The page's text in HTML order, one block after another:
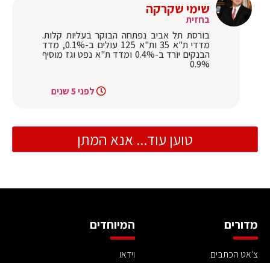
שימי שקרקה
בחזית
בורסת תל אביב נפתחה הבוקר בעליות קלות.
מדדי ת"א 35 ות"א 125 עולים ב-0.1%, מדד
הבנקים יורד ב-0.4% ומדד ת"א נפט וגז מוסיף
0.9%
לפני 5 שנים
טוען עוד... אנא המתן
מדורים
צ'אט הכתבים
המיוחדים
וידאו